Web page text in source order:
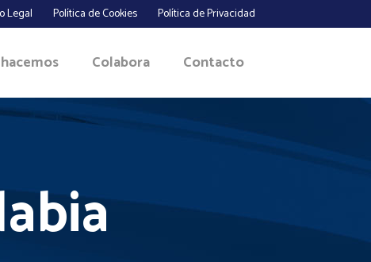
Legal Política de Cookies Política de Privacidad
Colabora Contacto